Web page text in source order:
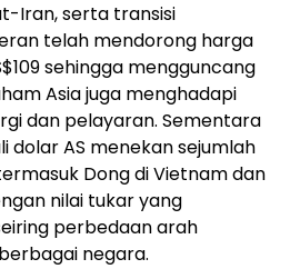
Iran, serta transisi
telah mendorong harga
sehingga mengguncang
Asia juga menghadapi
dan pelayaran. Sementara
dolar AS menekan sejumlah
Dong di Vietnam dan
nilai tukar yang
perbedaan arah
negara.